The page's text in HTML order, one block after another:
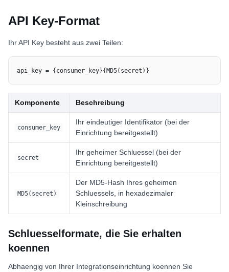
API Key-Format
Ihr API Key besteht aus zwei Teilen:
api_key = {consumer_key}{MD5(secret)}
Komponente Beschreibung
consumer_key
Ihr eindeutiger Identifikator (bei der
Einrichtung bereitgestellt)
secret
Ihr geheimer Schluessel (bei der
Einrichtung bereitgestellt)
MD5(secret)
Der MD5-Hash Ihres geheimen
Schluessels, in hexadezimaler
Kleinschreibung
Schluesselformate, die Sie erhalten
koennen
Abhaengig von Ihrer Integrationseinrichtung koennen Sie